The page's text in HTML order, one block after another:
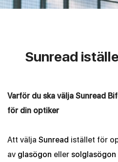
Sunread
Varför du ska välja Sunread
för din optiker
Att välja Sunread istället för
av glasögon ellersolglasögon